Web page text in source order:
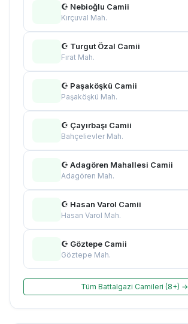
☪ Nebioğlu Camii
Kırçuval Mah.
☪ Turgut Özal Camii
Fırat Mah.
☪ Paşaköşkü Camii
Paşaköşkü Mah.
☪ Çayırbaşı Camii
Bahçelievler Mah.
☪ Adagören Mahallesi Camii
Adagören Mah.
☪ Hasan Varol Camii
Hasan Varol Mah.
☪ Göztepe Camii
Göztepe Mah.
Tüm Battalgazi Camileri (8+) →